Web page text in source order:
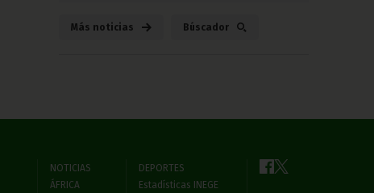
Más noticias Búscador
NOTICIAS
ÁFRICA
DEPORTES
Estadísticas INEGE